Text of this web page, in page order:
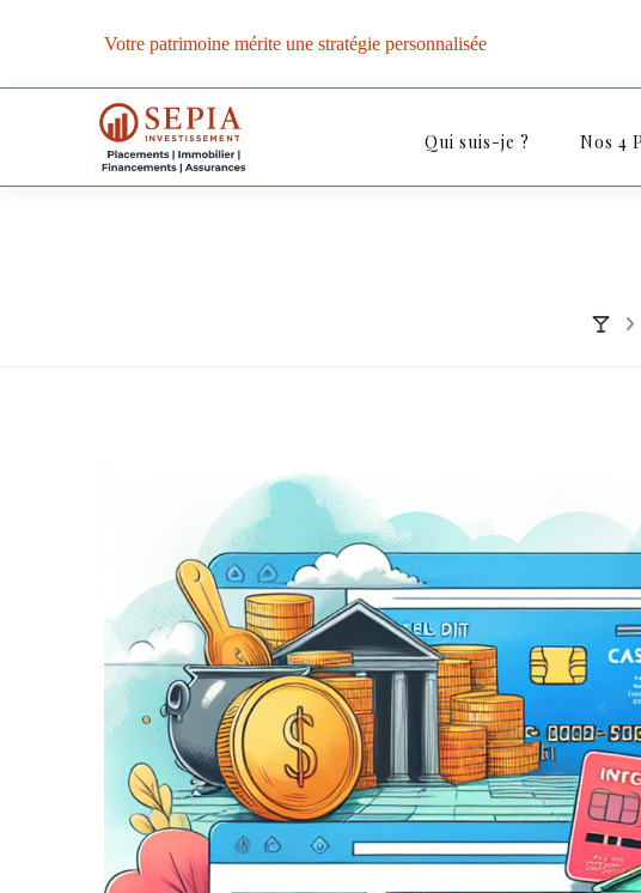
Votre patrimoine mérite une stratégie personnalisée
Qui suis-je ? Nos 4